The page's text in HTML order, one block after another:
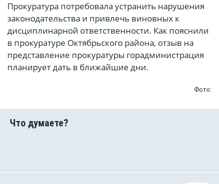
Прокуратура потребовала устранить нарушения
законодательства и привлечь виновных к
дисциплинарной ответственности. Как пояснили
в прокуратуре Октябрьского района, отзыв на
представление прокуратуры горадминистрация
планирует дать в ближайшие дни.
Фото: